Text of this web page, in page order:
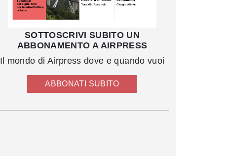
SOTTOSCRIVI SUBITO UN
ABBONAMENTO A AIRPRESS
Il mondo di Airpress dove e quando vuoi
ABBONATI SUBITO